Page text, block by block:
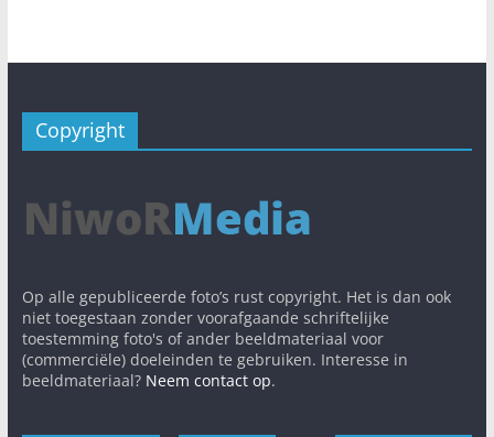
Copyright
Op alle gepubliceerde foto’s rust copyright. Het is dan ook
niet toegestaan zonder voorafgaande schriftelijke
toestemming foto's of ander beeldmateriaal voor
(commerciële) doeleinden te gebruiken. Interesse in
beeldmateriaal? Neem contact op.